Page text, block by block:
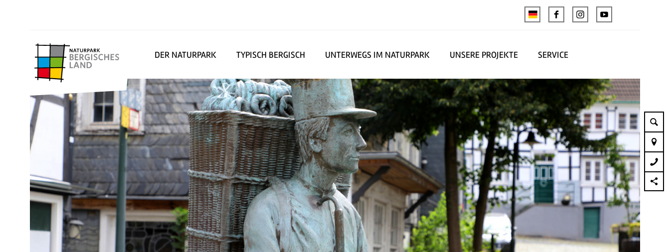
DER NATURPARK TYPISCH BERGISCH UNTERWEGS IM NATURPARK UNSERE PROJEKTE SERVICE